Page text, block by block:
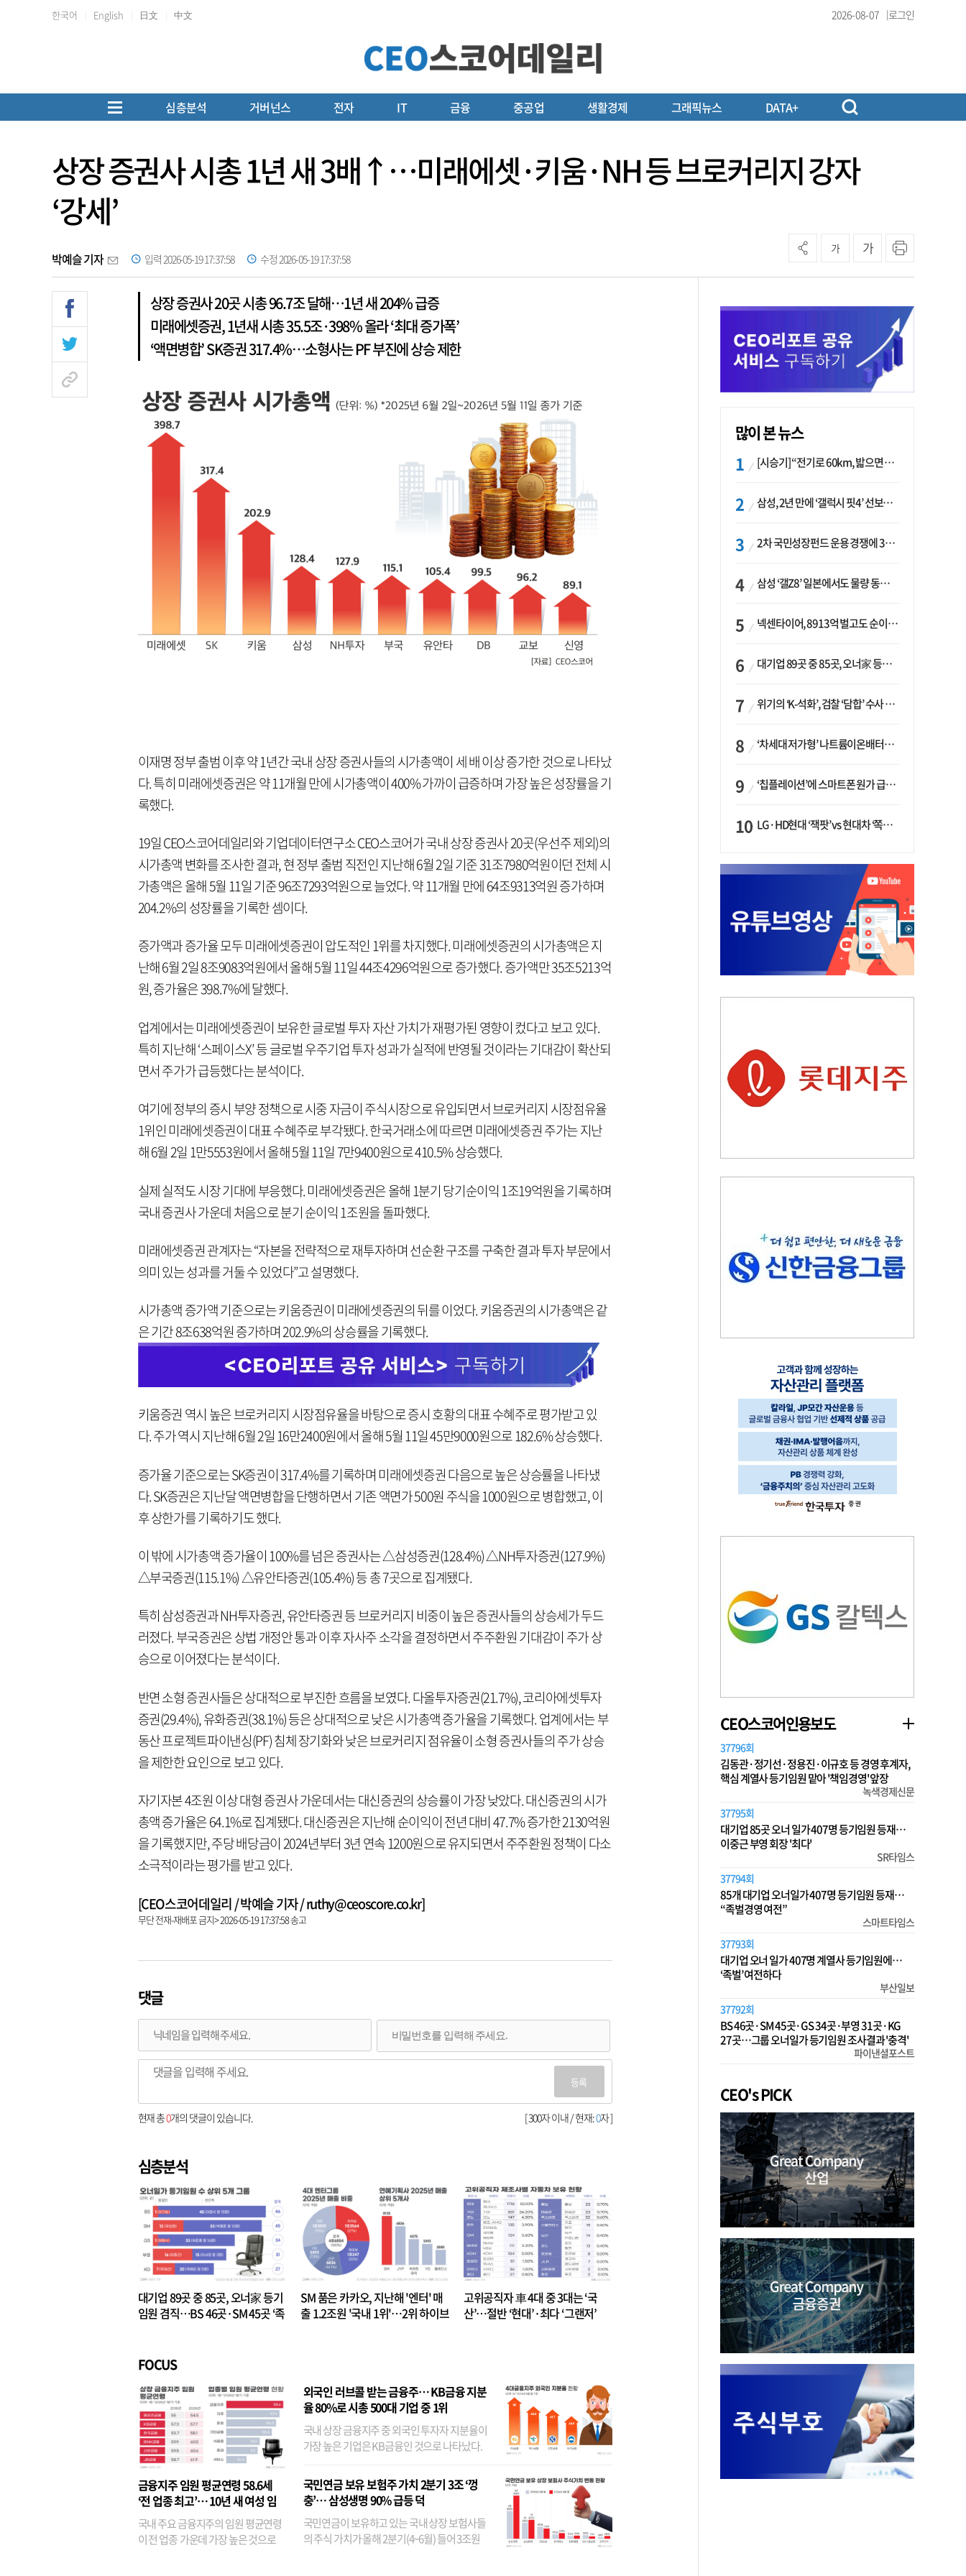
한국어 English 日文 中文 2026-08-07 로그인
심층분석 거버넌스 전자 IT 금융 중공업 생활경제 그래픽뉴스 DATA+
상장 증권사 시총 1년 새 3배↑…미래에셋·키움·NH 등 브로커리지 강자
‘강세’
박예슬 기자 입력 2026-05-19 17:37:58 수정 2026-05-19 17:37:58
가 가
상장 증권사 20곳 시총 96.7조 달해…1년 새 204% 급증
미래에셋증권, 1년새 시총 35.5조·398% 올라 ‘최대 증가폭’
‘액면병합’ SK증권 317.4%…소형사는 PF 부진에 상승 제한
이재명 정부 출범 이후 약 1년간 국내 상장 증권사들의 시가총액이 세 배 이상 증가한 것으로 나타났
다. 특히 미래에셋증권은 약 11개월 만에 시가총액이 400% 가까이 급증하며 가장 높은 성장률을 기
록했다.
19일 CEO스코어데일리와 기업데이터연구소 CEO스코어가 국내 상장 증권사 20곳(우선주 제외)의
시가총액 변화를 조사한 결과, 현 정부 출범 직전인 지난해 6월 2일 기준 31조7980억원이던 전체 시
가총액은 올해 5월 11일 기준 96조7293억원으로 늘었다. 약 11개월 만에 64조9313억원 증가하며
204.2%의 성장률을 기록한 셈이다.
증가액과 증가율 모두 미래에셋증권이 압도적인 1위를 차지했다. 미래에셋증권의 시가총액은 지
난해 6월 2일 8조9083억원에서 올해 5월 11일 44조4296억원으로 증가했다. 증가액만 35조5213억
원, 증가율은 398.7%에 달했다.
업계에서는 미래에셋증권이 보유한 글로벌 투자 자산 가치가 재평가된 영향이 컸다고 보고 있다.
특히 지난해 ‘스페이스X’ 등 글로벌 우주기업 투자 성과가 실적에 반영될 것이라는 기대감이 확산되
면서 주가가 급등했다는 분석이다.
여기에 정부의 증시 부양 정책으로 시중 자금이 주식시장으로 유입되면서 브로커리지 시장점유율
1위인 미래에셋증권이 대표 수혜주로 부각됐다. 한국거래소에 따르면 미래에셋증권 주가는 지난
해 6월 2일 1만5553원에서 올해 5월 11일 7만9400원으로 410.5% 상승했다.
실제 실적도 시장 기대에 부응했다. 미래에셋증권은 올해 1분기 당기순이익 1조19억원을 기록하며
국내 증권사 가운데 처음으로 분기 순이익 1조원을 돌파했다.
미래에셋증권 관계자는 “자본을 전략적으로 재투자하며 선순환 구조를 구축한 결과 투자 부문에서
의미 있는 성과를 거둘 수 있었다”고 설명했다.
시가총액 증가액 기준으로는 키움증권이 미래에셋증권의 뒤를 이었다. 키움증권의 시가총액은 같
은 기간 8조638억원 증가하며 202.9%의 상승률을 기록했다.
키움증권 역시 높은 브로커리지 시장점유율을 바탕으로 증시 호황의 대표 수혜주로 평가받고 있
다. 주가 역시 지난해 6월 2일 16만2400원에서 올해 5월 11일 45만9000원으로 182.6% 상승했다.
증가율 기준으로는 SK증권이 317.4%를 기록하며 미래에셋증권 다음으로 높은 상승률을 나타냈
다. SK증권은 지난달 액면병합을 단행하면서 기존 액면가 500원 주식을 1000원으로 병합했고, 이
후 상한가를 기록하기도 했다.
이 밖에 시가총액 증가율이 100%를 넘은 증권사는 △삼성증권(128.4%) △NH투자증권(127.9%)
△부국증권(115.1%) △유안타증권(105.4%) 등 총 7곳으로 집계됐다.
특히 삼성증권과 NH투자증권, 유안타증권 등 브로커리지 비중이 높은 증권사들의 상승세가 두드
러졌다. 부국증권은 상법 개정안 통과 이후 자사주 소각을 결정하면서 주주환원 기대감이 주가 상
승으로 이어졌다는 분석이다.
반면 소형 증권사들은 상대적으로 부진한 흐름을 보였다. 다올투자증권(21.7%), 코리아에셋투자
증권(29.4%), 유화증권(38.1%) 등은 상대적으로 낮은 시가총액 증가율을 기록했다. 업계에서는 부
동산 프로젝트파이낸싱(PF) 침체 장기화와 낮은 브로커리지 점유율이 소형 증권사들의 주가 상승
을 제한한 요인으로 보고 있다.
자기자본 4조원 이상 대형 증권사 가운데서는 대신증권의 상승률이 가장 낮았다. 대신증권의 시가
총액 증가율은 64.1%로 집계됐다. 대신증권은 지난해 순이익이 전년 대비 47.7% 증가한 2130억원
을 기록했지만, 주당 배당금이 2024년부터 3년 연속 1200원으로 유지되면서 주주환원 정책이 다소
소극적이라는 평가를 받고 있다.
[CEO스코어데일리 / 박예슬 기자 / ruthy@ceoscore.co.kr]
무단 전재-재배포 금지> 2026-05-19 17:37:58 송고
댓글
등록
[ 300자 이내 / 현재:0자 ]
현재 총0개의 댓글이 있습니다.
심층분석
대기업 89곳 중 85곳, 오너家 등기
임원 겸직…BS 46곳·SM 45곳 ‘족
SM 품은 카카오, 지난해 '엔터' 매
출 1.2조원 '국내 1위'…2위 하이브
고위공직자 車 4대 중 3대는 ‘국
산’…절반 ‘현대’·최다 ‘그랜저’
FOCUS
금융지주 임원 평균연령 58.6세
‘전 업종 최고’… 10년 새 여성 임
원은 14배 껑충
국내 주요 금융지주의 임원 평균연령
이 전 업종 가운데 가장 높은 것으로
외국인 러브콜 받는 금융주… KB금융 지분
율 80%로 시총 500대 기업 중 1위
국내 상장 금융지주 중 외국인 투자자 지분율이
가장 높은 기업은 KB금융인 것으로 나타났다.
융이었다. 특히 KB금융은 지난달 말 기준 해외
기관투자자 지분율이...
국민연금 보유 보험주 가치 2분기 3조 ‘껑
충’… 삼성생명 90% 급등 덕
국민연금이 보유하고 있는 국내 상장 보험사들
의 주식 가치가 올해 2분기(4~6월) 들어 3조원
많이 본 뉴스
[시승기] “전기로 60km, 밟으면 462마력”…볼보 XC60 T8의 두 얼굴
삼성, 2년 만에 ‘갤럭시 핏4’ 선보이나…웨어러블 생태계 확장 ‘시동’
2차 국민성장펀드 운용 경쟁에 33개사 몰렸다…신한·하나 등 새 얼굴 대거 합류
삼성 ‘갤Z8’ 일본에서도 물량 동났다…애플 참전 앞두고 선두 수성 ‘시험대’
넥센타이어, 8913억 벌고도 순이익 2억…유럽 세부담에 이익 증발
대기업 89곳 중 85곳, 오너家 등기임원 겸직…BS 46곳·SM 45곳 ‘족벌경영’ 고착화
위기의 ‘K-석화’, 검찰 ‘담합’ 수사 착수…“LG·한화·롯데 등 7개 업체, 8개 제품 가격 담합”
‘차세대 저가형’ 나트륨이온배터리 시대 오나…LG화학·에코프로, 상용화 속도낸다
‘칩플레이션’에 스마트폰 원가 급등…삼성전자, ‘엑시노스’ 채택 확대하나
LG·HD현대 ‘잭팟’ vs 현대차 ‘쪽박’…글로벌 사모펀드, 韓 대기업 투자 ‘희비’
CEO스코어인용보도
37796회
김동관·정기선·정용진·이규호 등 경영 후계자,
핵심 계열사 등기임원 맡아 '책임경영' 앞장
녹색경제신문
37795회
대기업 85곳 오너 일가 407명 등기임원 등재…
이중근 부영 회장 '최다'
SR타임스
37794회
85개 대기업 오너일가 407명 등기임원 등재…
“족벌경영 여전”
스마트타임스
37793회
대기업 오너 일가 407명 계열사 등기임원에…
‘족벌’ 여전하다
부산일보
37792회
BS 46곳·SM 45곳·GS 34곳·부영 31곳·KG
27곳…그룹 오너일가 등기임원 조사결과 '충격'
파이낸셜포스트
CEO's PICK